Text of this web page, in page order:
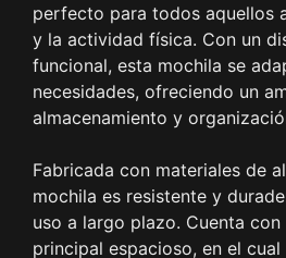
perfecto para todos aquellos
y la actividad física. Con un
funcional, esta mochila se
necesidades, ofreciendo un
almacenamiento y
Fabricada con materiales de
mochila es resistente y
uso a largo plazo. Cuenta
principal espacioso, en el